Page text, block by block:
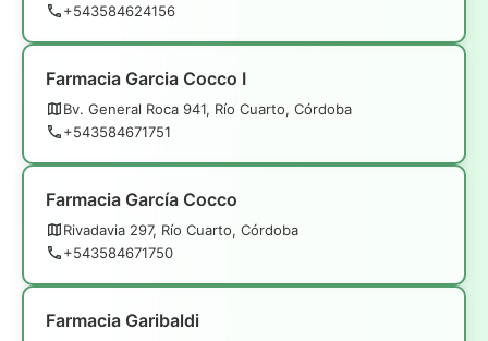
+543584624156
Farmacia Garcia Cocco I
Bv. General Roca 941, Río Cuarto, Córdoba
+543584671751
Farmacia García Cocco
Rivadavia 297, Río Cuarto, Córdoba
+543584671750
Farmacia Garibaldi